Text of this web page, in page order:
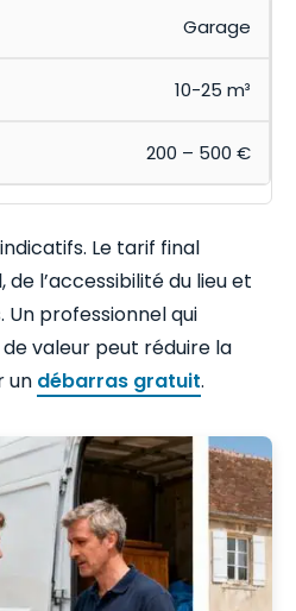
Garage
10-25 m³
200 – 500 €
Le tarif final
l’accessibilité du lieu et
professionnel qui
valeur peut réduire la
un débarras gratuit.